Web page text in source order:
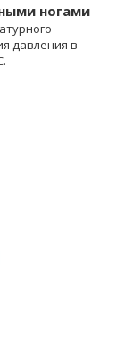
ногами
давления в